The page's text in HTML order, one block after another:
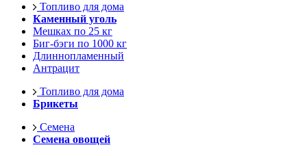
Топливо для дома
Каменный уголь
Мешках по 25 кг
Биг-бэги по 1000 кг
Длиннопламенный
Антрацит
Топливо для дома
Брикеты
Семена
Семена овощей